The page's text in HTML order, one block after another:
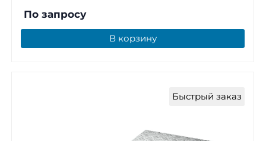
По запросу
В корзину
Быстрый заказ